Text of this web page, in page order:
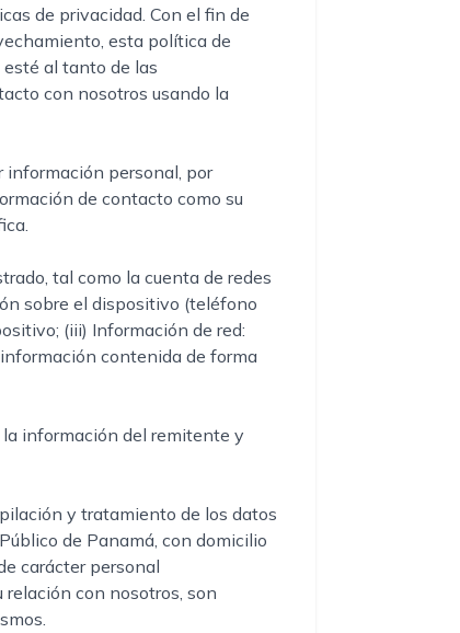
de privacidad. Con el fin de
esta política de
al tanto de las
con nosotros usando la
información personal, por
de contacto como su
tal como la cuenta de redes
sobre el dispositivo (teléfono
(iii) Información de red:
contenida de forma
información del remitente y
y tratamiento de los datos
de Panamá, con domicilio
carácter personal
con nosotros, son